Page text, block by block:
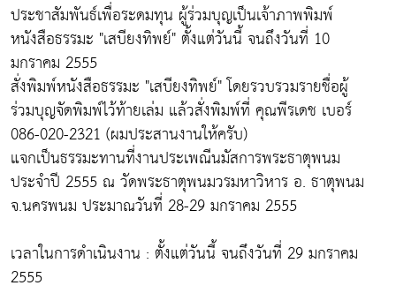
ประชาสัมพันธ์เพื่อระดมทุน ผู้ร่วมบุญเป็นเจ้าภาพพิมพ์
หนังสือธรรมะ "เสบียงทิพย์" ตั้งแต่วันนี้ จนถึงวันที่ 10
มกราคม 2555
สั่งพิมพ์หนังสือธรรมะ "เสบียงทิพย์" โดยรวบรวมรายชื่อผู้
ร่วมบุญจัดพิมพ์ไว้ท้ายเล่ม แล้วสั่งพิมพ์ที่ คุณพีรเดช เบอร์
086-020-2321 (ผมประสานงานให้ครับ)
แจกเป็นธรรมะทานที่งานประเพณีนมัสการพระธาตุพนม
ประจำปี 2555 ณ วัดพระธาตุพนมวรมหาวิหาร อ. ธาตุพนม
จ.นครพนม ประมาณวันที่ 28-29 มกราคม 2555
เวลาในการดำเนินงาน : ตั้งแต่วันนี้ จนถึงวันที่ 29 มกราคม
2555